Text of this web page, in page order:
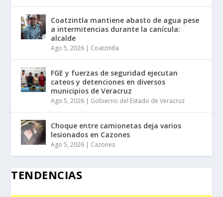
Coatzintla mantiene abasto de agua pese
a intermitencias durante la canícula:
alcalde
Ago 5, 2026 | Coatzintla
FGE y fuerzas de seguridad ejecutan
cateos y detenciones en diversos
municipios de Veracruz
Ago 5, 2026 | Gobierno del Estado de Veracruz
Choque entre camionetas deja varios
lesionados en Cazones
Ago 5, 2026 | Cazones
TENDENCIAS